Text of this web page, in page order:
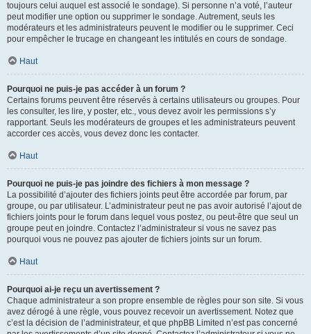
toujours celui auquel est associé le sondage). Si personne n’a voté, l’auteur
peut modifier une option ou supprimer le sondage. Autrement, seuls les
modérateurs et les administrateurs peuvent le modifier ou le supprimer. Ceci
pour empêcher le trucage en changeant les intitulés en cours de sondage.
Haut
Pourquoi ne puis-je pas accéder à un forum ?
Certains forums peuvent être réservés à certains utilisateurs ou groupes. Pour
les consulter, les lire, y poster, etc., vous devez avoir les permissions s’y
rapportant. Seuls les modérateurs de groupes et les administrateurs peuvent
accorder ces accès, vous devez donc les contacter.
Haut
Pourquoi ne puis-je pas joindre des fichiers à mon message ?
La possibilité d’ajouter des fichiers joints peut être accordée par forum, par
groupe, ou par utilisateur. L’administrateur peut ne pas avoir autorisé l’ajout de
fichiers joints pour le forum dans lequel vous postez, ou peut-être que seul un
groupe peut en joindre. Contactez l’administrateur si vous ne savez pas
pourquoi vous ne pouvez pas ajouter de fichiers joints sur un forum.
Haut
Pourquoi ai-je reçu un avertissement ?
Chaque administrateur a son propre ensemble de règles pour son site. Si vous
avez dérogé à une règle, vous pouvez recevoir un avertissement. Notez que
c’est la décision de l’administrateur, et que phpBB Limited n’est pas concerné